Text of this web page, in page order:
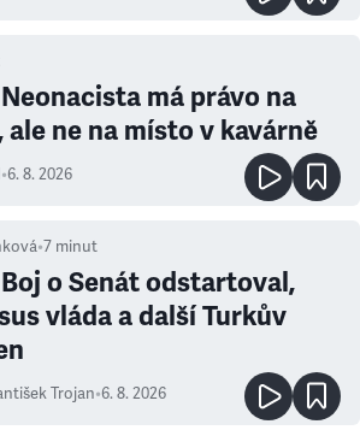
má právo na
ale ne na místo v kavárně
•6. 8. 2026
•7 minut
o Senát odstartoval,
vláda a další Turkův
Trojan•6. 8. 2026